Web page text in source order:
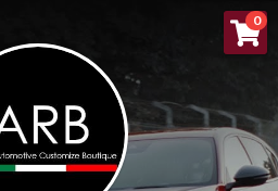
0
×
カテゴリー